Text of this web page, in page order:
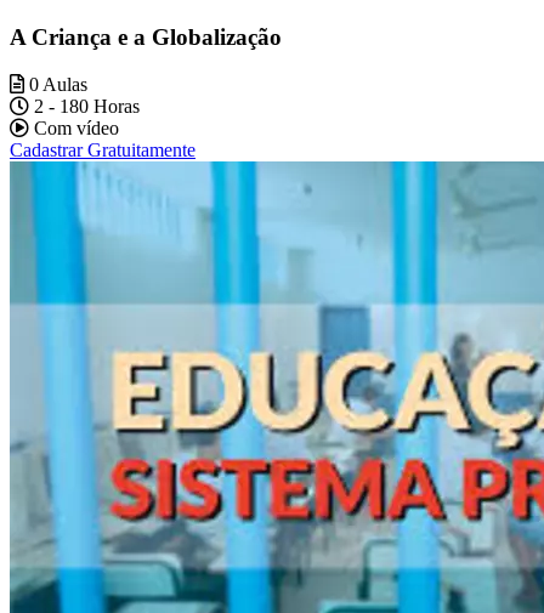
A Criança e a Globalização
0 Aulas
2 - 180 Horas
Com vídeo
Cadastrar Gratuitamente